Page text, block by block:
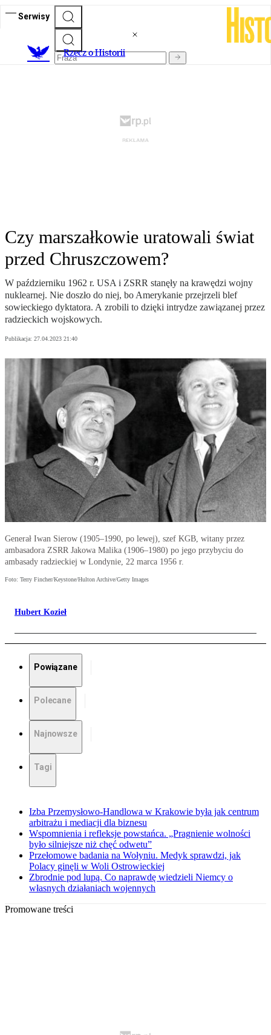
Serwisy
Rzecz o Historii
Czy marszałkowie uratowali świat
przed Chruszczowem?
W październiku 1962 r. USA i ZSRR stanęły na krawędzi wojny
nuklearnej. Nie doszło do niej, bo Amerykanie przejrzeli blef
sowieckiego dyktatora. A zrobili to dzięki intrydze zawiązanej przez
radzieckich wojskowych.
Publikacja: 27.04.2023 21:40
Generał Iwan Sierow (1905–1990, po lewej), szef KGB, witany przez
ambasadora ZSRR Jakowa Malika (1906–1980) po jego przybyciu do
ambasady radzieckiej w Londynie, 22 marca 1956 r.
Foto: Terry Fincher/Keystone/Hulton Archive/Getty Images
Hubert Kozieł
Powiązane
Polecane
Najnowsze
Tagi
Izba Przemysłowo-Handlowa w Krakowie była jak centrum
arbitrażu i mediacji dla biznesu
Wspomnienia i refleksje powstańca. „Pragnienie wolności
było silniejsze niż chęć odwetu”
Przełomowe badania na Wołyniu. Medyk sprawdzi, jak
Polacy ginęli w Woli Ostrowieckiej
Zbrodnie pod lupą. Co naprawdę wiedzieli Niemcy o
własnych działaniach wojennych
Promowane treści